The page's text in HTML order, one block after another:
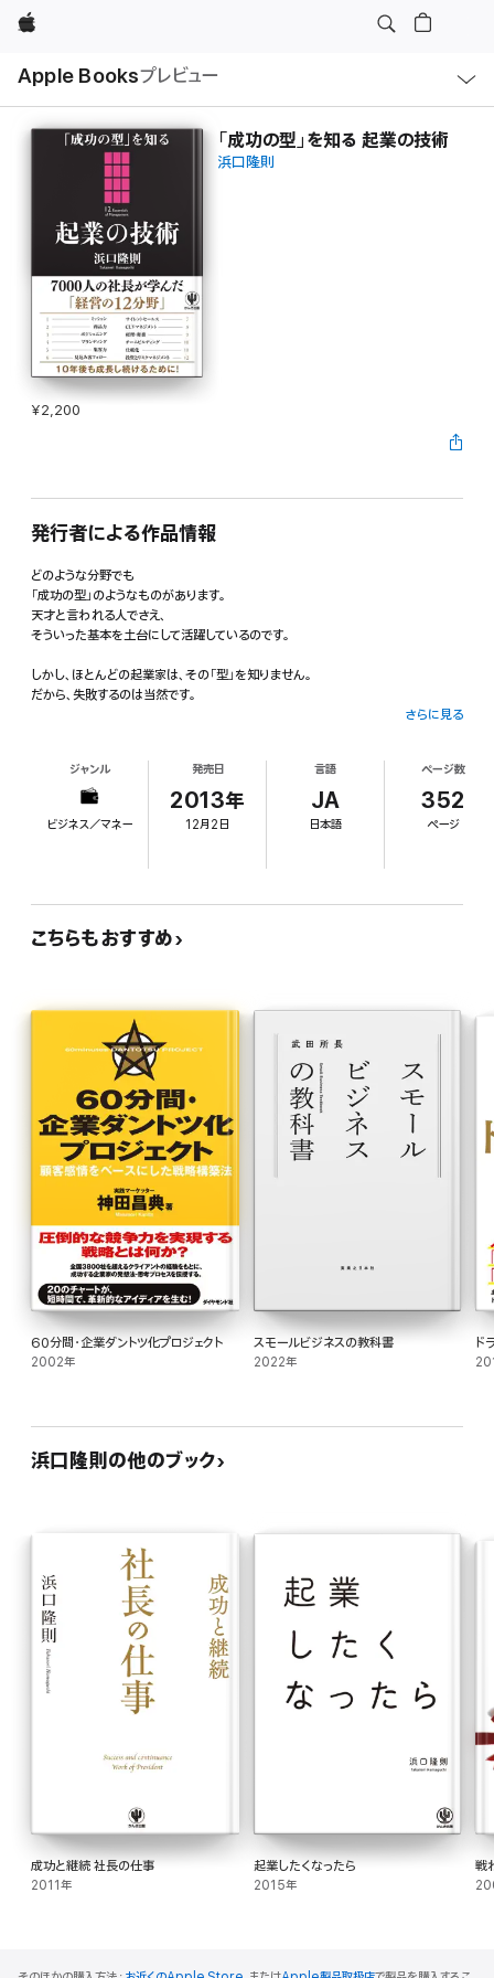
Apple
Apple Booksプレビュー
ル
「成功の型」を知る 起業の技術
浜口隆則
¥2,200
発行者による作品情報
どのような分野でも
「成功の型」のようなものがあります。
天才と言われる人でさえ、
そういった基本を土台にして活躍しているのです。
しかし、ほとんどの起業家は、その「型」を知りません。
だから、失敗するのは当然です。
* * * * * *
毎年、新会社が10万社生まれています。
会社をつくらずに起業する人は数10万人もいます。
ますます起業する人が増えると思われます。
10年以内には90%の起業が失敗しています。
「明日から何をすべきか」
が、わかっていないために……。
「成功の型」さえ知っていれば「成長と継続」ができます。
それが社長として絶対に知っておくべき「経営の12分野」であり、
本書は、48枚のワークシートを使いながら
「経営の12分野」が身につくように構成しました。
10年後も成長し続けるための一冊!
さらに見る
ジャンル
ビジネス／マネー
発売日
2013年
12月2日
言語
JA
日本語
ページ数
352
ページ
こちらもおすすめ
60分間・企業ダントツ化プロジェクト
2002年
スモールビジネスの教科書
2022年
ド
浜口隆則の他のブック
成功と継続 社長の仕事
2011年
起業したくなったら
2015年
戦